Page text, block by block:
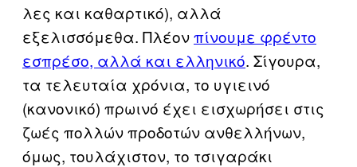
λες και καθαρτικό), αλλά
εξελισσόμεθα. Πλέονπίνουμε φρέντο
εσπρέσο, αλλά και ελληνικό. Σίγουρα,
τα τελευταία χρόνια, το υγιεινό
(κανονικό) πρωινό έχει εισχωρήσει στις
ζωές πολλών προδοτών ανθελλήνων,
όμως, τουλάχιστον, το τσιγαράκι